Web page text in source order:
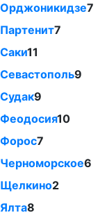
Орджоникидзе7
Партенит7
Саки11
Севастополь9
Судак9
Феодосия10
Форос7
Черноморское6
Щелкино2
Ялта8